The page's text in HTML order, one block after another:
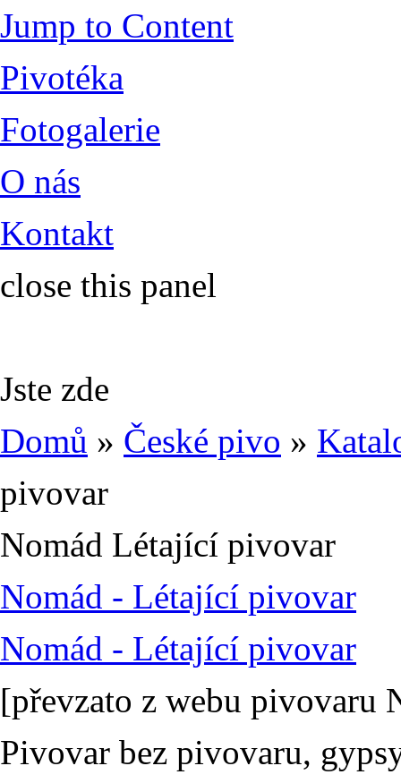
Jump to Content
Pivotéka
Fotogalerie
O nás
Kontakt
close this panel
Jste zde
Domů » České pivo »
pivovar
Nomád Létající pivovar
Nomád - Létající pivovar
Nomád - Létající pivovar
[převzato z webu pivovaru
Pivovar bez pivovaru,